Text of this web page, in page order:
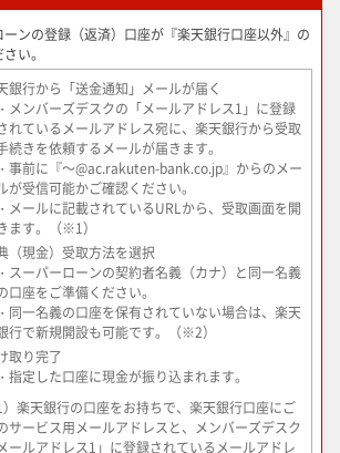
ンの登録（返済）口座が『楽天銀行口座以外』の
い。
銀行から「送金通知」メールが届く
・メンバーズデスクの「メールアドレス1」に登録
れているメールアドレス宛に、楽天銀行から受取
続きを依頼するメールが届きます。
・事前に『～@ac.rakuten-bank.co.jp』からのメー
が受信可能かご確認ください。
・メールに記載されているURLから、受取画面を開
ます。（※1）
（現金）受取方法を選択
・スーパーローンの契約者名義（カナ）と同一名義
口座をご準備ください。
・同一名義の口座を保有されていない場合は、楽天
行で新規開設も可能です。（※2）
取り完了
・指定した口座に現金が振り込まれます。
）楽天銀行の口座をお持ちで、楽天銀行口座にご
サービス用メールアドレスと、メンバーズデスク
ールアドレス1」に登録されているメールアドレ